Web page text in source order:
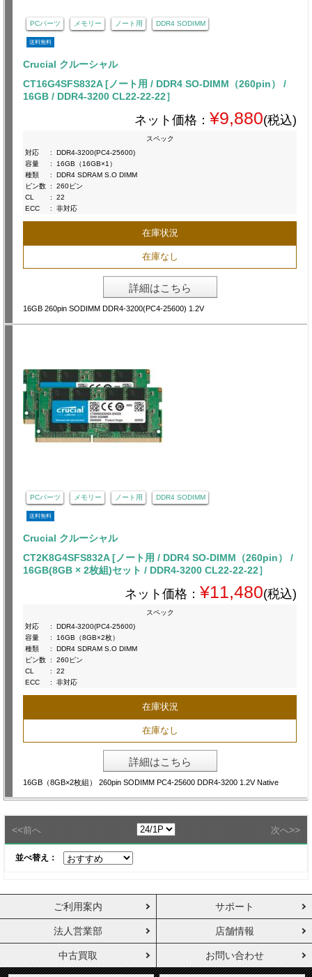
PCパーツ メモリー ノート用 DDR4 SODIMM
送料無料
Crucial クルーシャル
CT16G4SFS832A [ノート用 / DDR4 SO-DIMM（260pin） /
16GB / DDR4-3200 CL22-22-22］
ネット価格： ¥9,880(税込)
スペック
対応
:
DDR4-3200(PC4-25600)
容量
:
16GB（16GB×1）
種類
:
DDR4 SDRAM S.O DIMM
ピン数 :
260ピン
CL
:
22
ECC
: 非対応
在庫状況
在庫なし
詳細はこちら
16GB 260pin SODIMM DDR4-3200(PC4-25600) 1.2V
PCパーツ メモリー ノート用 DDR4 SODIMM
送料無料
Crucial クルーシャル
CT2K8G4SFS832A [ノート用 / DDR4 SO-DIMM（260pin） /
16GB(8GB × 2枚組)セット / DDR4-3200 CL22-22-22］
ネット価格： ¥11,480(税込)
スペック
対応
:
DDR4-3200(PC4-25600)
容量
:
16GB（8GB×2枚）
種類
:
DDR4 SDRAM S.O DIMM
ピン数 :
260ピン
CL
:
22
ECC
: 非対応
在庫状況
在庫なし
詳細はこちら
16GB（8GB×2枚組） 260pin SODIMM PC4-25600 DDR4-3200 1.2V Native
<<前へ 次へ>>
並べ替え：
ご利用案内 サポート
法人営業部 店舗情報
中古買取 お問い合わせ